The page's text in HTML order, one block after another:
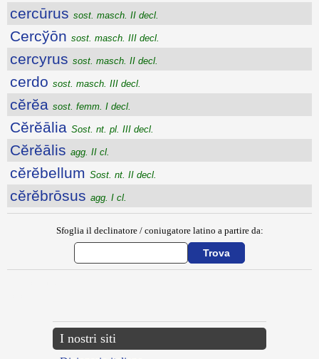
cercūrus sost. masch. II decl.
Cercўōn sost. masch. III decl.
cercyrus sost. masch. II decl.
cerdo sost. masch. III decl.
cĕrĕa sost. femm. I decl.
Cĕrĕālia Sost. nt. pl. III decl.
Cĕrĕālis agg. II cl.
cĕrĕbellum Sost. nt. II decl.
cĕrĕbrōsus agg. I cl.
Sfoglia il declinatore / coniugatore latino a partire da:
I nostri siti